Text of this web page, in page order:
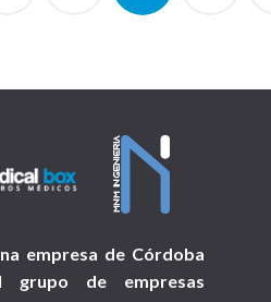
empresa de Córdoba
grupo de empresas